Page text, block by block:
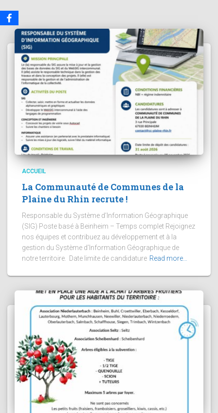
ACCUEIL
La Communauté de Communes de la
Plaine du Rhin recrute !
Responsable du Système d’Information Géographique
(SIG) Poste basé à Beinheim – Temps complet Rejoignez
nos équipes et contribuez au développement et à la
gestion du Système d’Information Géographique de
notre territoire. Date limite de candidature Read more…